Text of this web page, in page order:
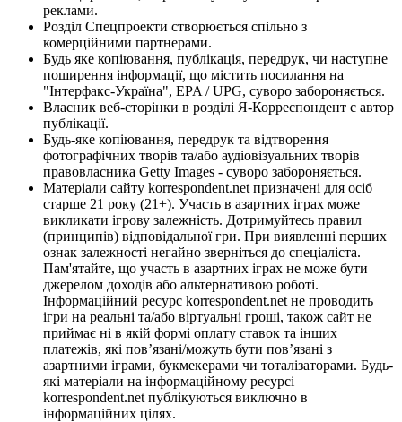
реклами.
Розділ Спецпроекти створюється спільно з
комерційними партнерами.
Будь яке копіювання, публікація, передрук, чи наступне
поширення інформації, що містить посилання на
"Інтерфакс-Україна", EPA / UPG, суворо забороняється.
Власник веб-сторінки в розділі Я-Корреспондент є автор
публікації.
Будь-яке копіювання, передрук та відтворення
фотографічних творів та/або аудіовізуальних творів
правовласника Getty Images - суворо забороняється.
Матеріали сайту korrespondent.net призначені для осіб
старше 21 року (21+). Участь в азартних іграх може
викликати ігрову залежність. Дотримуйтесь правил
(принципів) відповідальної гри. При виявленні перших
ознак залежності негайно зверніться до спеціаліста.
Пам'ятайте, що участь в азартних іграх не може бути
джерелом доходів або альтернативою роботі.
Інформаційний ресурс korrespondent.net не проводить
ігри на реальні та/або віртуальні гроші, також сайт не
приймає ні в якій формі оплату ставок та інших
платежів, які пов’язані/можуть бути пов’язані з
азартними іграми, букмекерами чи тоталізаторами. Будь-
які матеріали на інформаційному ресурсі
korrespondent.net публікуються виключно в
інформаційних цілях.